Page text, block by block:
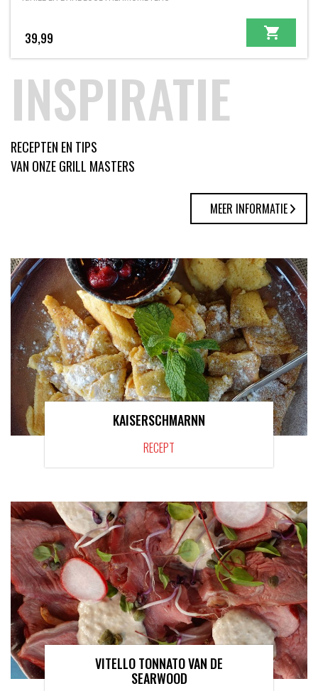
39,99
INSPIRATIE
RECEPTEN EN TIPS
VAN ONZE GRILL MASTERS
MEER INFORMATIE
KAISERSCHMARNN
RECEPT
VITELLO TONNATO VAN DE
SEARWOOD